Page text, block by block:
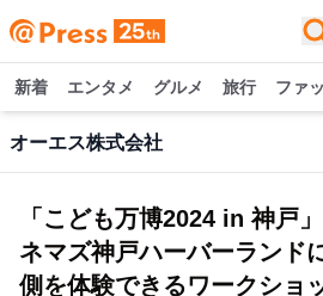
新着 エンタメ グルメ 旅行 ファ
オーエス株式会社
「こども万博2024 in 神戸
ネマズ神戸ハーバーランド
側を体験できるワークショ